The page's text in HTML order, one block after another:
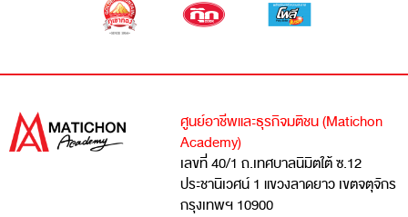
ศูนย์อาชีพและธุรกิจมติชน (Matichon
Academy)
เลขที่ 40/1 ถ.เทศบาลนิมิตใต้ ซ.12
ประชานิเวศน์ 1 แขวงลาดยาว เขตจตุจักร
กรุงเทพฯ 10900